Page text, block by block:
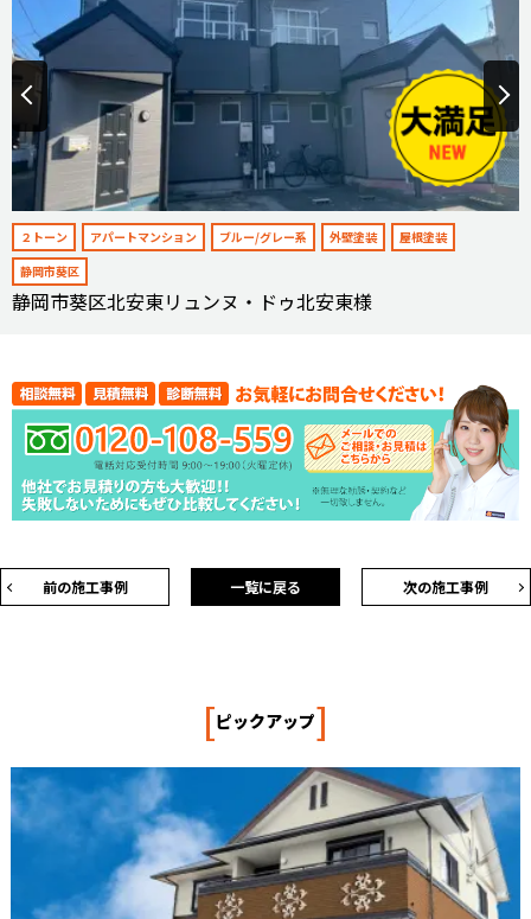
２トーン アパートマンション ブルー/グレー系 外壁塗装
屋根塗装
静岡市葵区
静岡市葵区北安東リュンヌ・ドゥ北安東様
前の施工事例 次の施工事例
一覧に戻る
[ピックアップ]